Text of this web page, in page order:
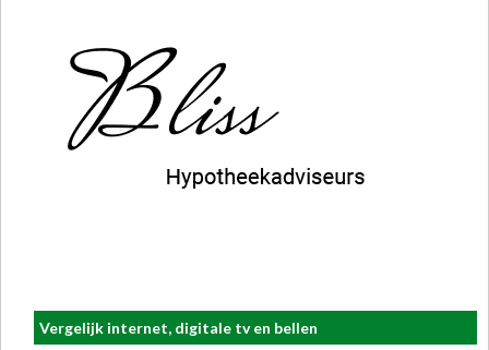
Vergelijk internet, digitale tv en bellen